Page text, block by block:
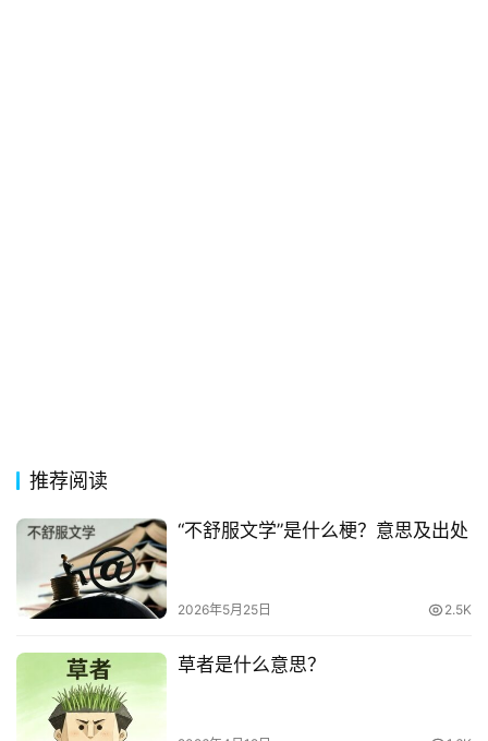
句
经
词
诗
推荐阅读
“不舒服文学”是什么梗？意思及出处
2026年5月25日 2.5K
草者是什么意思？